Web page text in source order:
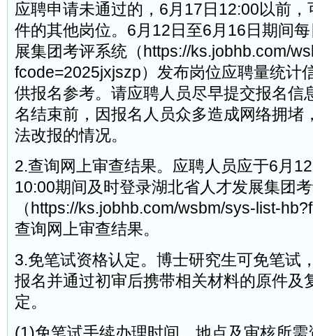
应聘申请未通过的，6月17日12:00以前
件的其他岗位。6月12日至6月16日期间
展集团考评系统（https://ks.jobhb.com/
fcode=2025jxjszp）发布岗位应聘量统计
供报名参考。请应聘人员尽早提交报名信
名结束前，因报名人员众多造成网络拥堵
法改报的情况。
2.查询网上审查结果。应聘人员应于6月
10:00期间及时登录湖北省人才发展集团
（https://ks.jobhb.com/wsbm/sys-list-
查询网上审查结果。
3.免笔试资格认定。博士研究生可免笔试
报名并通过初审后携带相关材料的原件及
定。